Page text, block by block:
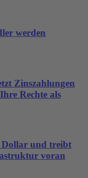
werden
Zinszahlungen
Rechte als
Dollar und treibt
voran